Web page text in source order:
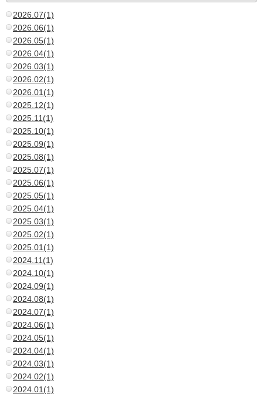
2026.07(1)
2026.06(1)
2026.05(1)
2026.04(1)
2026.03(1)
2026.02(1)
2026.01(1)
2025.12(1)
2025.11(1)
2025.10(1)
2025.09(1)
2025.08(1)
2025.07(1)
2025.06(1)
2025.05(1)
2025.04(1)
2025.03(1)
2025.02(1)
2025.01(1)
2024.11(1)
2024.10(1)
2024.09(1)
2024.08(1)
2024.07(1)
2024.06(1)
2024.05(1)
2024.04(1)
2024.03(1)
2024.02(1)
2024.01(1)